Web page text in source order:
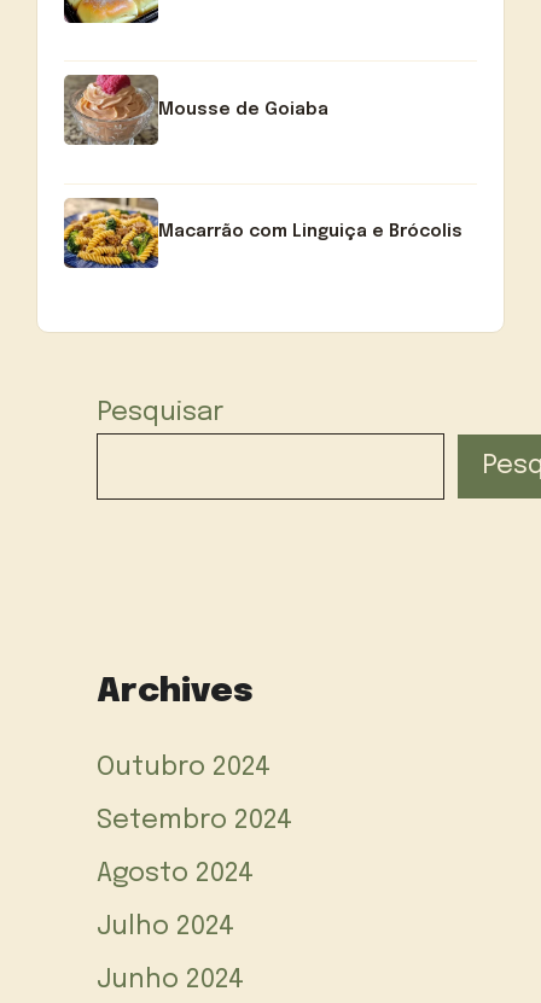
Mousse de Goiaba
Macarrão com Linguiça e Brócolis
Pesquisar
Archives
Outubro 2024
Setembro 2024
Agosto 2024
Julho 2024
Junho 2024